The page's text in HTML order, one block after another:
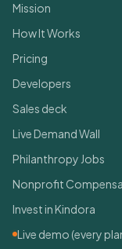
Mission
How It Works
Pricing
Developers
Sales deck
Live Demand Wall
Philanthropy Jobs
Nonprofit
Invest in Kindora
Live demo (every